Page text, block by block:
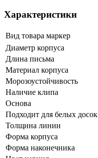
Характеристики
Вид товара маркер
Диаметр корпуса
Длина письма
Материал корпуса
Морозоустойчивость
Наличие клипа
Основа
Подходит для белых досок
Толщина линии
Форма корпуса
Форма наконечника